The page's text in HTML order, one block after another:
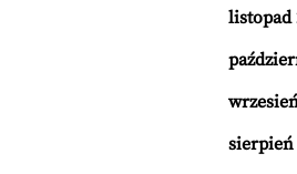
listopad
sierpień